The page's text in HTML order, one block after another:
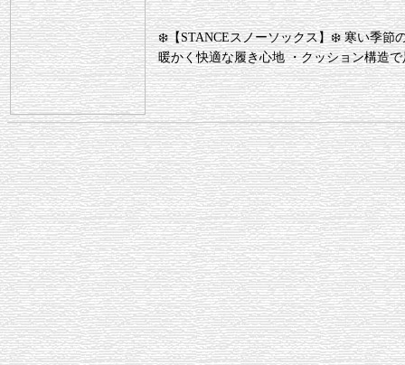
❄️【STANCEスノーソックス】❄️ 寒い季節
暖かく快適な履き心地 ・クッション構造